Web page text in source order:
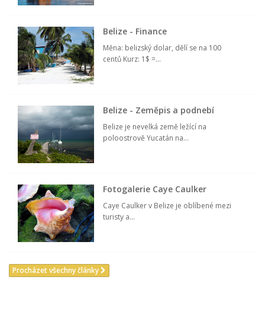
Belize - Finance
Měna: belizský dolar, dělí se na 100
centů Kurz: 1$ =...
Belize - Zeměpis a podnebí
Belize je nevelká země ležící na
poloostrově Yucatán na...
Fotogalerie Caye Caulker
Caye Caulker v Belize je oblíbené mezi
turisty a...
Procházet všechny články